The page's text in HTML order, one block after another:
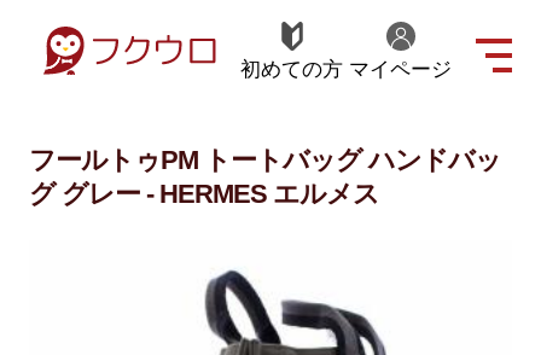
初めての方 マイページ
フールトゥPM トートバッグ ハンドバッ
グ グレー - HERMES エルメス